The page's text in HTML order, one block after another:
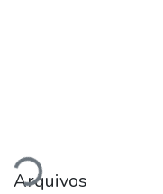
Arquivos